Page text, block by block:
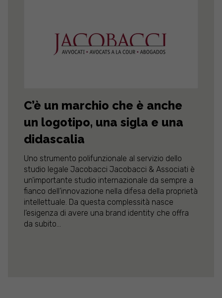
C’è un marchio che è anche
un logotipo, una sigla e una
didascalia
Uno strumento polifunzionale al servizio dello
studio legale Jacobacci Jacobacci & Associati è
un’importante studio internazionale da sempre a
fianco dell’innovazione nella difesa della proprietà
intellettuale. Da questa complessità nasce
l’esigenza di avere una brand identity che offra
da subito...